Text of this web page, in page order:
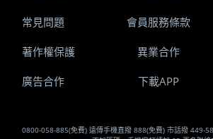
0800-058-885(免費) 遠傳手機直撥 888(免費) 市話撥 449-
常見問題 會員服務條款
著作權保護 異業合作
廣告合作 下載APP